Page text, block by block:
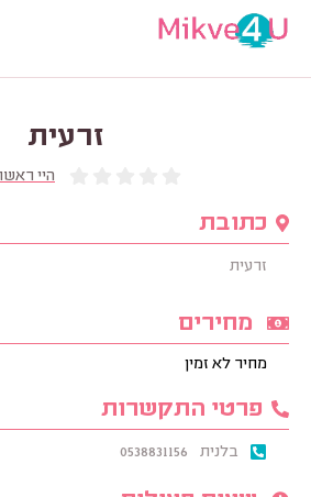
זרעית
היי
כתובת
זרעית
מחירים
מחיר לא זמין
פרטי התקשרות
בלנית 0538831156